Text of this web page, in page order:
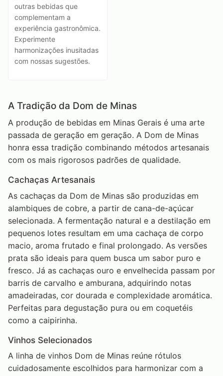
outras bebidas que
complementam a
experiência gastronômica.
Experimente
harmonizações inusitadas
com nossas sugestões.
A Tradição da Dom de Minas
A produção de bebidas em Minas Gerais é uma arte
passada de geração em geração. A Dom de Minas
honra essa tradição combinando métodos artesanais
com os mais rigorosos padrões de qualidade.
Cachaças Artesanais
As cachaças da Dom de Minas são produzidas em
alambiques de cobre, a partir de cana-de-açúcar
selecionada. A fermentação natural e a destilação em
pequenos lotes resultam em uma cachaça de corpo
macio, aroma frutado e final prolongado. As versões
prata são ideais para quem busca um sabor puro e
fresco. Já as cachaças ouro e envelhecida passam por
barris de carvalho e amburana, adquirindo notas
amadeiradas, cor dourada e complexidade aromática.
Perfeitas para degustação pura ou em coquetéis
como a caipirinha.
Vinhos Selecionados
A linha de vinhos Dom de Minas reúne rótulos
cuidadosamente escolhidos para harmonizar com a